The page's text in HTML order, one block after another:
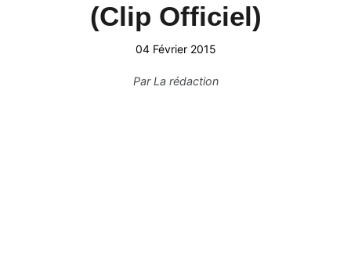
(Clip Officiel)
04 Février 2015
ParLa rédaction